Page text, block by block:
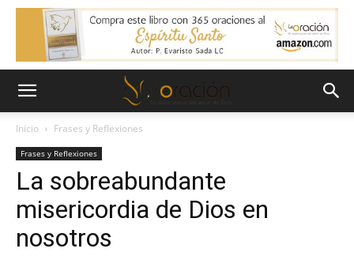
Inicio Frases y Reflexiones
Frases y Reflexiones
La sobreabundante
misericordia de Dios en
nosotros